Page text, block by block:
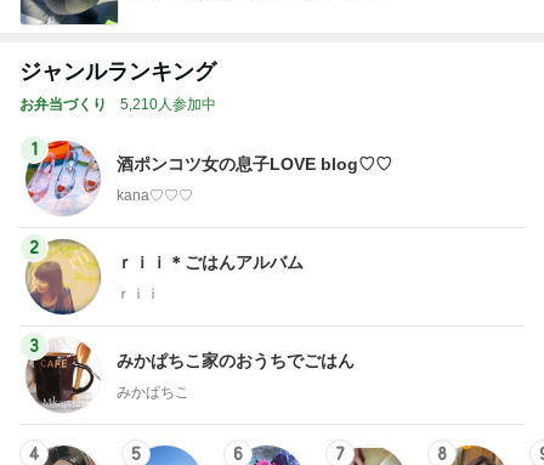
ジャンルランキング
お弁当づくり 5,210人参加中
1
酒ポンコツ女の息子LOVE blog♡♡
kana♡♡♡
2
ｒｉｉ＊ごはんアルバム
ｒｉｉ
3
みかぱちこ家のおうちでごはん
みかぱちこ
4 5 6 7 8